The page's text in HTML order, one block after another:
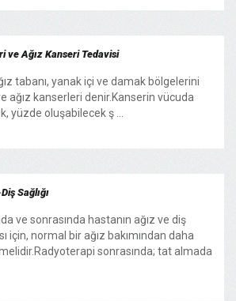
ve Ağız Kanseri Tedavisi
tabanı, yanak içi ve damak bölgelerini
ağız kanserleri denir.Kanserin vücuda
yüzde oluşabilecek ş ...
Sağlığı
ve sonrasında hastanın ağız ve diş
için, normal bir ağız bakımından daha
sonrasında; tat almada